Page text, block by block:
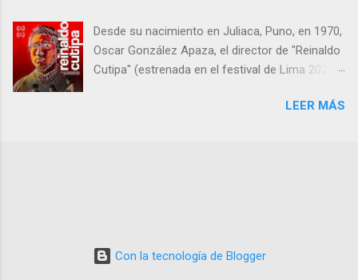
aunque no exentas de algunos tropiezos.
Desde su nacimiento en Juliaca, Puno, en 1970,
Oscar González Apaza, el director de "Reinaldo
Cutipa" (estrenada en el festival de Lima 2023,
en la búsqueda de expresar las complejidades y
LEER MÁS
Con la tecnología de Blogger